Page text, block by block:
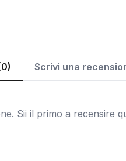
Scrivi una
Sii il primo a recensire